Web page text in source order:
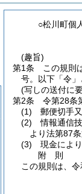
○松川町個
(趣旨)
第1条
この規則
号。以下「令
(写しの送付に
第2条
令第28条
(1)
郵便切手
(2)
情報通信
より法第87
(3)
現金によ
附 則
この規則は、